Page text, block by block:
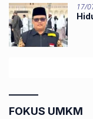
17/
FOKUS UMKM